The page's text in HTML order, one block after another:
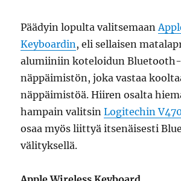
Päädyin lopulta valitsemaan
Keyboardin, eli sellaisen
alumiiniin koteloidun Bluetooth-
näppäimistön, joka vastaa
näppäimistöä. Hiiren osalta
hampain valitsinLogitechin
osaa myös liittyä itsenäisesti
välityksellä.